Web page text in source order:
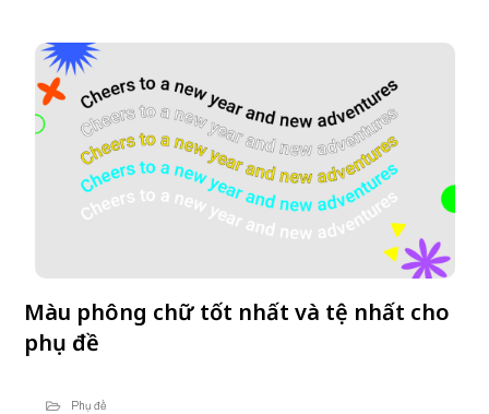
Màu phông chữ tốt nhất và tệ nhất cho
phụ đề
Phụ đề